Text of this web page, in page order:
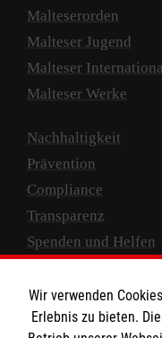
Malteserorden
Malteser Jugend
Malteser
Malteser Werke
Nachhaltigkeit
Prävention
Compliance
Transparenz
Spenden und Helfen
Empfänger:
Wir verwenden
Erlebnis zu bieten.